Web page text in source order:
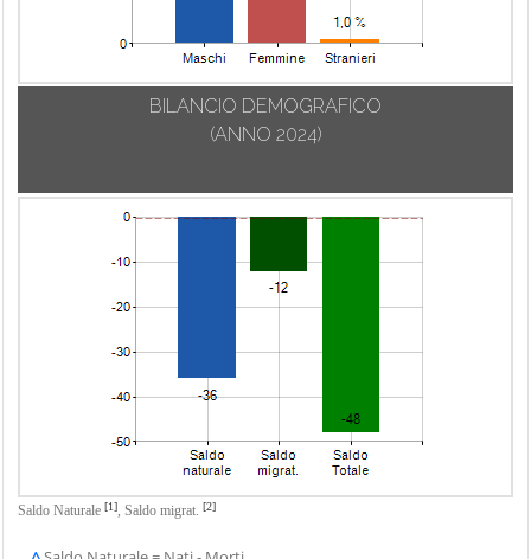
BILANCIO DEMOGRAFICO
(ANNO 2024)
Saldo Naturale [1], Saldo migrat. [2]